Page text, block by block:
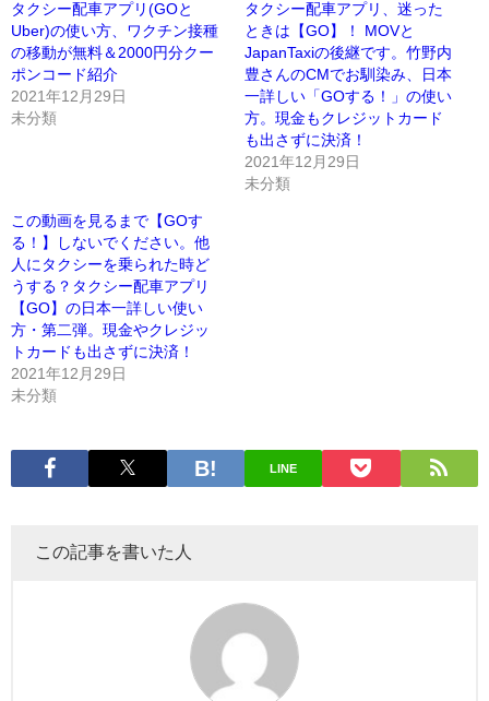
タクシー配車アプリ(GOと
Uber)の使い方、ワクチン接種
の移動が無料＆2000円分クー
ポンコード紹介
2021年12月29日
未分類
タクシー配車アプリ、迷った
ときは【GO】！ MOVと
JapanTaxiの後継です。竹野内
豊さんのCMでお馴染み、日本
一詳しい「GOする！」の使い
方。現金もクレジットカード
も出さずに決済！
2021年12月29日
未分類
この動画を見るまで【GOす
る！】しないでください。他
人にタクシーを乗られた時ど
うする？タクシー配車アプリ
【GO】の日本一詳しい使い
方・第二弾。現金やクレジッ
トカードも出さずに決済！
2021年12月29日
未分類
LINE
この記事を書いた人